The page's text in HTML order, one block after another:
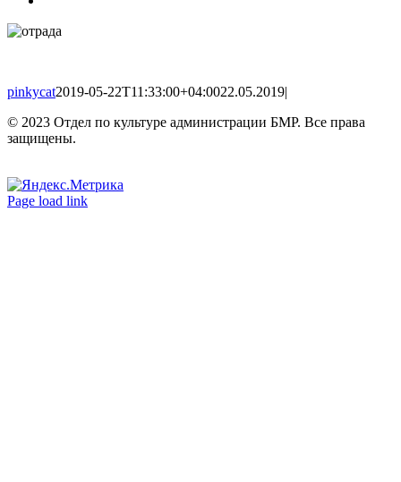
Image
pinkycat2019-05-22T11:33:00+04:0022.05.2019|
© 2023 Отдел по культуре администрации БМР. Все права
защищены.
Вконтакте
Одноклассники
Page load link